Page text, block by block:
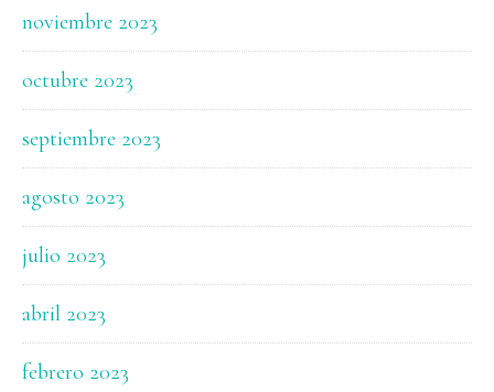
noviembre 2023
octubre 2023
septiembre 2023
agosto 2023
julio 2023
abril 2023
febrero 2023